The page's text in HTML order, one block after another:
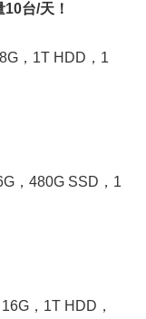
台/天！
，1T HDD，1
，480G SSD，1
，1T HDD，